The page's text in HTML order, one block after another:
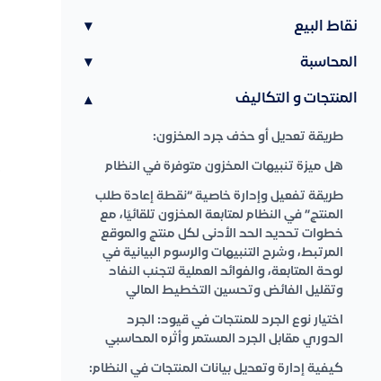
نقاط البيع ▾
المحاسبة ▾
المنتجات و التكاليف ▾
طريقة تعديل أو حذف جرد المخزون:
هل ميزة تنبيهات المخزون متوفرة في النظام
طريقة تفعيل وإدارة خاصية “نقطة إعادة طلب
المنتج” في النظام لمتابعة المخزون تلقائيًا، مع
خطوات تحديد الحد الأدنى لكل منتج والموقع
المرتبط، وشرح التنبيهات والرسوم البيانية في
لوحة المتابعة، والفوائد العملية لتجنب النفاد
وتقليل الفائض وتحسين التخطيط المالي
اختيار نوع الجرد للمنتجات في قيود: الجرد
الدوري مقابل الجرد المستمر وأثره المحاسبي
كيفية إدارة وتعديل بيانات المنتجات في النظام: